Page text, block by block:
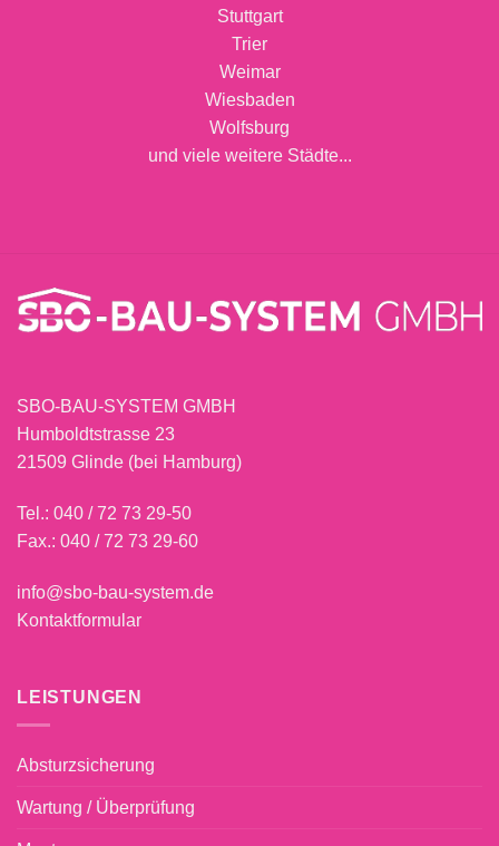
Stuttgart
Trier
Weimar
Wiesbaden
Wolfsburg
und viele weitere Städte...
SBO-BAU-SYSTEM GMBH
Humboldtstrasse 23
21509 Glinde (bei Hamburg)
Tel.: 040 / 72 73 29-50
Fax.: 040 / 72 73 29-60
info@sbo-bau-system.de
Kontaktformular
LEISTUNGEN
Absturzsicherung
Wartung / Überprüfung